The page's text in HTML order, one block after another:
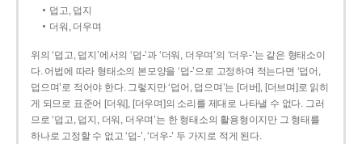
덥고, 덥지
더워, 더우며
위의 ‘덥고, 덥지’에서의 ‘덥-­’과 ‘더워, 더우며’의 ‘더우-­’는 같은 형태소이
다. 어법에 따라 형태소의 본모양을 ‘덥-­’으로 고정하여 적는다면 ‘덥어,
덥으며’로 적어야 한다. 그렇지만 ‘덥어, 덥으며’는 [더버], [더브며]로 읽히
게 되므로 표준어 [더워], [더우며]의 소리를 제대로 나타낼 수 없다. 그러
므로 ‘덥고, 덥지, 더워, 더우며’는 한 형태소의 활용형이지만 그 형태를
하나로 고정할 수 없고 ‘덥-’, ‘더우-’ 두 가지로 적게 된다.